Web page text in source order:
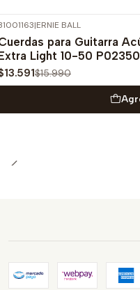
OFF
|ERNIE BALL
para Guitarra
Light 10-50 P02350
$15.990